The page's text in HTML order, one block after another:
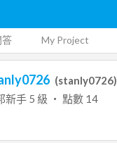
答 My Project
(stanly0726)
新手 5 級 ‧ 點數 14